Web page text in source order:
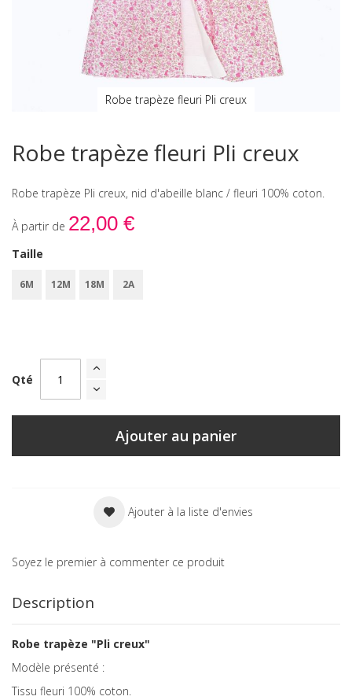
Robe trapèze fleuri Pli creux
the
beginning
the
gallery
Robe trapèze fleuri Pli creux
Robe trapèze Pli creux, nid d'abeille blanc / fleuri 100% coton.
À partir de 22,00 €
Taille
6M 12M 18M 2A
Qté
Ajouter au panier
Ajouter à la liste d'envies
Soyez le premier à commenter ce produit
Description
Robe trapèze "Pli creux"
Modèle présenté :
Tissu fleuri 100% coton.